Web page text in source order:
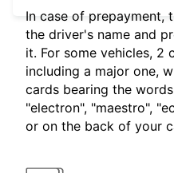
In case of prepayment,
the driver's name and
it. For some vehicles, 2
including a major one,
cards bearing the
"electron", "maestro",
or on the back of your